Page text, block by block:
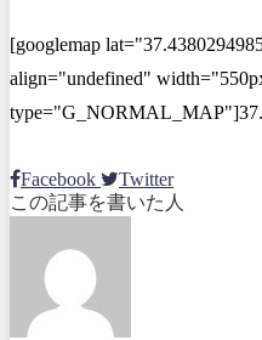
[googlemap
align="undefined"
Facebook
Twitter
この記事を書いた人